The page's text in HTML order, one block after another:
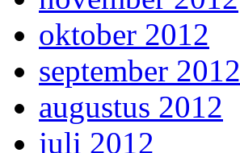
oktober 2012
september 2012
augustus 2012
juli 2012